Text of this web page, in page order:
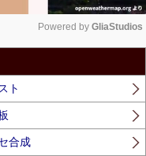
Powered by GliaStudios
ト
合成